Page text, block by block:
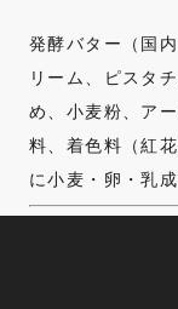
発酵バター（国
リーム、ピスタ
め、小麦粉、ア
料、着色料（紅
に小麦・卵・乳